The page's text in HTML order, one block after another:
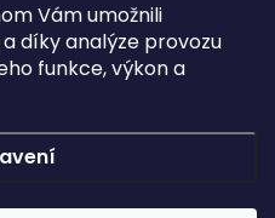
Vám umožnili
díky analýze provozu
funkce, výkon a